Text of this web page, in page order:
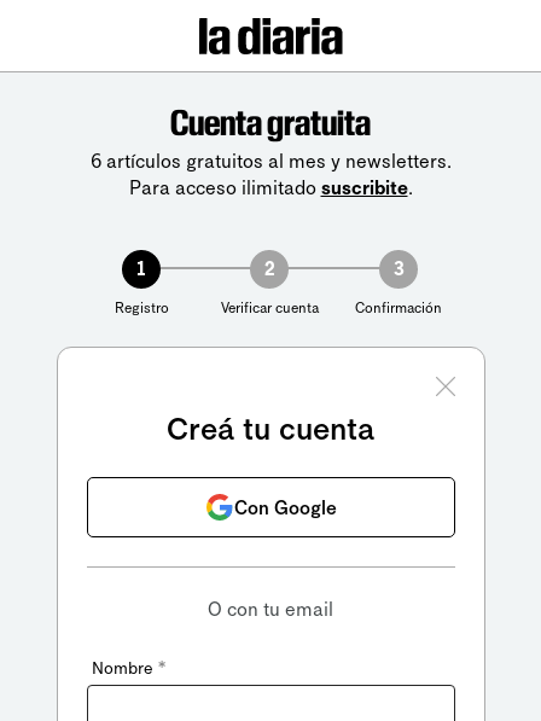
Cuenta gratuita
6 artículos gratuitos al mes y newsletters.
Para acceso ilimitado suscribite.
1
Registro
2
Verificar cuenta
3
Confirmación
Creá tu cuenta
Con Google
O con tu email
Nombre *